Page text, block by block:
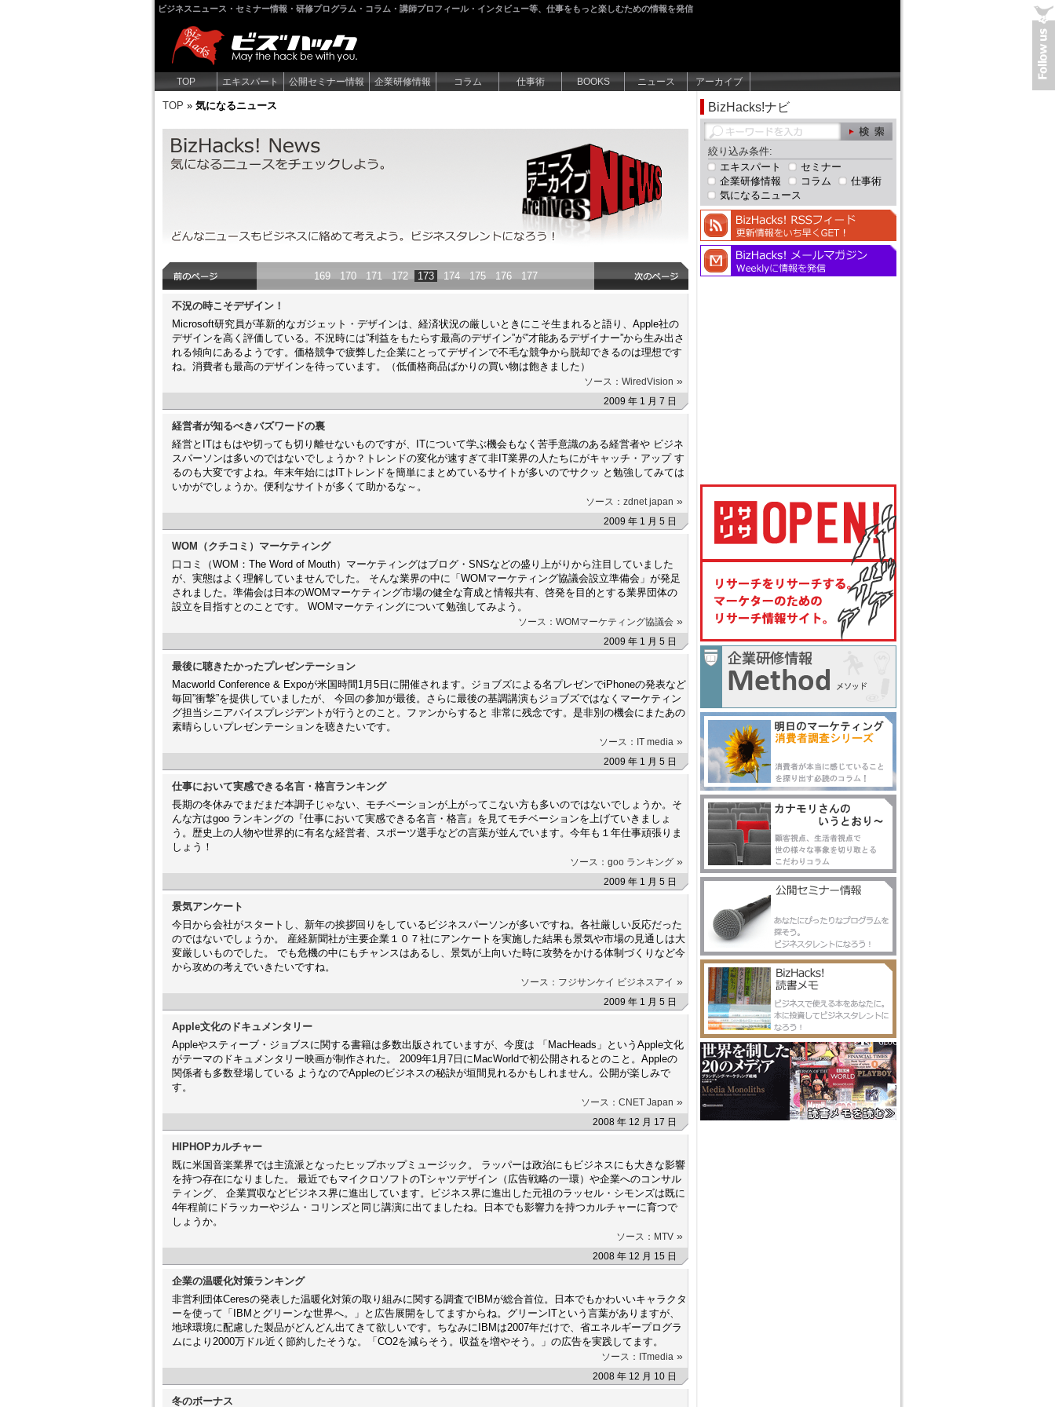
ビジネスニュース・セミナー情報・研修プログラム・コラム・講師プロフィール・インタビュー等、仕事をもっと楽しむための情報を発信
TOP エキスパート 公開セミナー情報 企業研修情報 コラム 仕事術 BOOKS ニュース アーカイブ
TOP » 気になるニュース
気になるニュース
気になるニュースをチェックしよう。どんなニュースもビジネスに絡めて考えよう。ビジネスタレントに
なろう！
169 170 171 172 173 174 175 176 177
不況の時こそデザイン！
Microsoft研究員が革新的なガジェット・デザインは、経済状況の厳しいときにこそ生まれると語り、Apple社の
デザインを高く評価している。不況時には”利益をもたらす最高のデザイン”が”才能あるデザイナー”から生み出さ
れる傾向にあるようです。価格競争で疲弊した企業にとってデザインで不毛な競争から脱却できるのは理想です
ね。消費者も最高のデザインを待っています。（低価格商品ばかりの買い物は飽きました）
ソース：WiredVision »
2009 年 1 月 7 日
経営者が知るべきバズワードの裏
経営とITはもはや切っても切り離せないものですが、ITについて学ぶ機会もなく苦手意識のある経営者や ビジネ
スパーソンは多いのではないでしょうか？トレンドの変化が速すぎて非IT業界の人たちにがキャッチ・アップ す
るのも大変ですよね。年末年始にはITトレンドを簡単にまとめているサイトが多いのでサクッ と勉強してみては
いかがでしょうか。便利なサイトが多くて助かるな～。
ソース：zdnet japan »
2009 年 1 月 5 日
WOM（クチコミ）マーケティング
口コミ（WOM：The Word of Mouth）マーケティングはブログ・SNSなどの盛り上がりから注目していました
が、実態はよく理解していませんでした。 そんな業界の中に「WOMマーケティング協議会設立準備会」が発足
されました。準備会は日本のWOMマーケティング市場の健全な育成と情報共有、啓発を目的とする業界団体の
設立を目指すとのことです。 WOMマーケティングについて勉強してみよう。
ソース：WOMマーケティング協議会 »
2009 年 1 月 5 日
最後に聴きたかったプレゼンテーション
Macworld Conference & Expoが米国時間1月5日に開催されます。ジョブズによる名プレゼンでiPhoneの発表など
毎回”衝撃”を提供していましたが、 今回の参加が最後。さらに最後の基調講演もジョブズではなくマーケティン
グ担当シニアバイスプレジデントが行うとのこと。ファンからすると 非常に残念です。是非別の機会にまたあの
素晴らしいプレゼンテーションを聴きたいです。
ソース：IT media »
2009 年 1 月 5 日
仕事において実感できる名言・格言ランキング
長期の冬休みでまだまだ本調子じゃない、モチベーションが上がってこない方も多いのではないでしょうか。そ
んな方はgoo ランキングの『仕事において実感できる名言・格言』を見てモチベーションを上げていきましょ
う。歴史上の人物や世界的に有名な経営者、スポーツ選手などの言葉が並んでいます。今年も１年仕事頑張りま
しょう！
ソース：goo ランキング »
2009 年 1 月 5 日
景気アンケート
今日から会社がスタートし、新年の挨拶回りをしているビジネスパーソンが多いですね。各社厳しい反応だった
のではないでしょうか。 産経新聞社が主要企業１０７社にアンケートを実施した結果も景気や市場の見通しは大
変厳しいものでした。 でも危機の中にもチャンスはあるし、景気が上向いた時に攻勢をかける体制づくりなど今
から攻めの考えでいきたいですね。
ソース：フジサンケイ ビジネスアイ »
2009 年 1 月 5 日
Apple文化のドキュメンタリー
Appleやスティーブ・ジョブスに関する書籍は多数出版されていますが、今度は 「MacHeads」というApple文化
がテーマのドキュメンタリー映画が制作された。 2009年1月7日にMacWorldで初公開されるとのこと。Appleの
関係者も多数登場している ようなのでAppleのビジネスの秘訣が垣間見れるかもしれません。公開が楽しみで
す。
ソース：CNET Japan »
2008 年 12 月 17 日
HIPHOPカルチャー
既に米国音楽業界では主流派となったヒップホップミュージック。 ラッパーは政治にもビジネスにも大きな影響
を持つ存在になりました。 最近でもマイクロソフトのTシャツデザイン（広告戦略の一環）や企業へのコンサル
ティング、 企業買収などビジネス界に進出しています。ビジネス界に進出した元祖のラッセル・シモンズは既に
4年程前にドラッカーやジム・コリンズと同じ講演に出てましたね。日本でも影響力を持つカルチャーに育つで
しょうか。
ソース：MTV »
2008 年 12 月 15 日
企業の温暖化対策ランキング
非営利団体Ceresの発表した温暖化対策の取り組みに関する調査でIBMが総合首位。日本でもかわいいキャラクタ
ーを使って「IBMとグリーンな世界へ。」と広告展開をしてますからね。グリーンITという言葉がありますが、
地球環境に配慮した製品がどんどん出てきて欲しいです。ちなみにIBMは2007年だけで、省エネルギープログラ
ムにより2000万ドル近く節約したそうな。「CO2を減らそう。収益を増やそう。」の広告を実践してます。
ソース：ITmedia »
2008 年 12 月 10 日
冬のボーナス
BizHacks!ナビ
絞り込み条件:
エキスパート
セミナー
企業研修情報
コラム
仕事術
気になるニュース